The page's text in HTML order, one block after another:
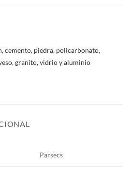
cemento, piedra, policarbonato,
granito, vidrio y aluminio
Parsecs